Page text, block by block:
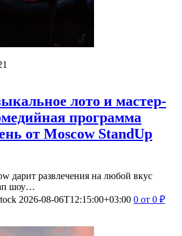
лото и мастер-
программа
от Moscow StandUp
дарит развлечения на любой вкус
шоу…
2026-08-06T12:15:00+03:00 0 от 0 ₽